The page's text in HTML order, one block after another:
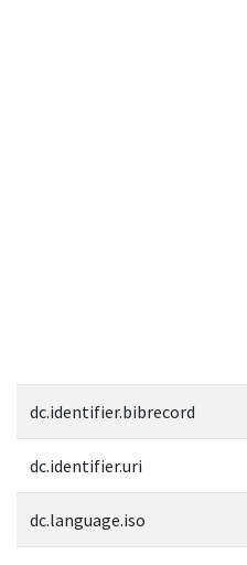
dc.identifier.bibrecord
dc.identifier.uri
dc.language.iso